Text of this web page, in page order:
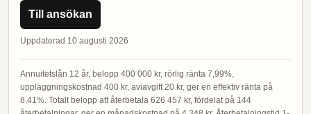
Till ansökan
Uppdaterad 10 augusti 2026
Annuitetslån 12 år, belopp 400 000 kr, rörlig ränta 7,99%,
uppläggningskostnad 400 kr, aviavgift 20 kr, ger en effektiv ränta på
8,41%. Totalt belopp att återbetala 626 457 kr, fördelat på 144